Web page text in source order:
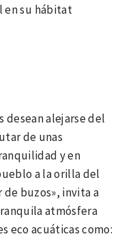
en su hábitat
desean alejarse del
de unas
y en
a la orilla del
de buzos», invita a
atmósfera
eco acuáticas como: